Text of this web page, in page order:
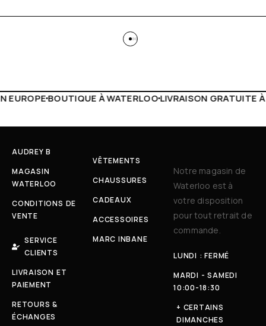
LIVRAISON GRATUITE À PARTIR DE 150€LIVE
AUDREY B
MAGASIN
WATERLOO
CONDITIONS DE
VENTE
SERVICE
CLIENTS
LIVRAISON ET
PAIEMENT
RETOURS &
ÉCHANGES
VÊTEMENTS
CHAUSSURES
CADEAUX
ACCESSOIRES
MARC INBANE
Notre magasin de
Waterloo est à
votre disposition
pour tout retrait de
commande.
LUNDI : FERMÉ
MARDI - SAMEDI
10:00-18:30
+ CERTAINS
DIMANCHES